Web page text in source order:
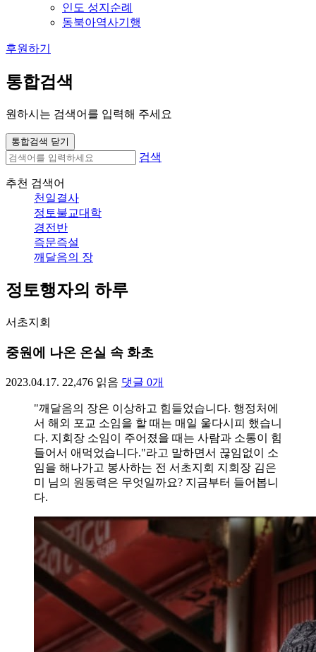
인도 성지순례
동북아역사기행
후원하기
통합검색
원하시는 검색어를 입력해 주세요
통합검색 닫기
검색
추천 검색어
천일결사
정토불교대학
경전반
즉문즉설
깨달음의 장
정토행자의 하루
서초지회
중원에 나온 온실 속 화초
2023.04.17. 22,476 읽음 댓글 0개
"깨달음의 장은 이상하고 힘들었습니다. 행정처에
서 해외 포교 소임을 할 때는 매일 울다시피 했습니
다. 지회장 소임이 주어졌을 때는 사람과 소통이 힘
들어서 애먹었습니다."라고 말하면서 끊임없이 소
임을 해나가고 봉사하는 전 서초지회 지회장 김은
미 님의 원동력은 무엇일까요? 지금부터 들어봅니
다.